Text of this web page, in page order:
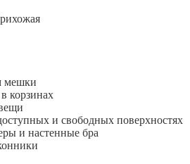
мешки
корзинах
и свободных поверхностях
и настенные бра